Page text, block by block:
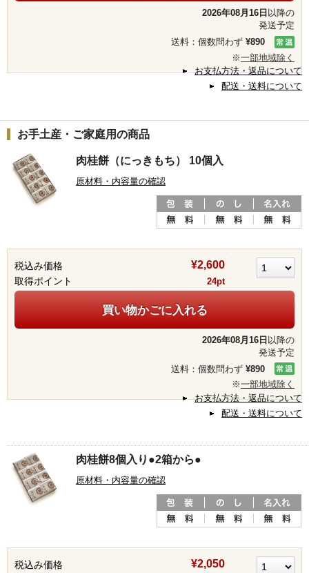
お支払方法・返品について
配送・送料について
2026年08月16日 以降の
発送予定
送料：個数問わず ¥890
※一部地域除く
お手土産・ご家庭用の商品
肉桂餅（にっきもち） 10個入
原材料・内容量の確認
お支払方法・返品について
配送・送料について
税込み価格 ¥2,600
取得ポイント 24pt
買い物かごに入れる
2026年08月16日 以降の
発送予定
送料：個数問わず ¥890
※一部地域除く
肉桂餅8個入り●2箱から●
原材料・内容量の確認
税込み価格 ¥2,050